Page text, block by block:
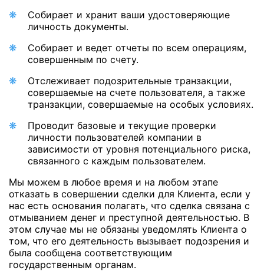
Собирает и хранит ваши удостоверяющие
личность документы.
Собирает и ведет отчеты по всем операциям,
совершенным по счету.
Отслеживает подозрительные транзакции,
совершаемые на счете пользователя, а также
транзакции, совершаемые на особых условиях.
Проводит базовые и текущие проверки
личности пользователей компании в
зависимости от уровня потенциального риска,
связанного с каждым пользователем.
Мы можем в любое время и на любом этапе
отказать в совершении сделки для Клиента, если у
нас есть основания полагать, что сделка связана с
отмыванием денег и преступной деятельностью. В
этом случае мы не обязаны уведомлять Клиента о
том, что его деятельность вызывает подозрения и
была сообщена соответствующим
государственным органам.